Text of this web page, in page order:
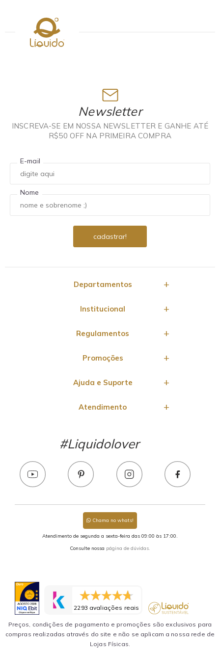
Newsletter
INSCREVA-SE EM NOSSA NEWSLETTER E GANHE ATÉ
R$50 OFF NA PRIMEIRA COMPRA
E-mail
Nome
Departamentos
Institucional
Regulamentos
Promoções
Ajuda e Suporte
Atendimento
#Liquidolover
Chama no whats!
Atendimento de segunda a sexta-feira das 09:00 às 17:00.
Consulte nossa página de dúvidas.
2293 avaliações reais
Preços, condições de pagamento e promoções são exclusivos para
compras realizadas através do site e não se aplicam a nossa rede de
Lojas Físicas.